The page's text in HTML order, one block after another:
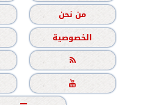
من نحن
الخصوصية

